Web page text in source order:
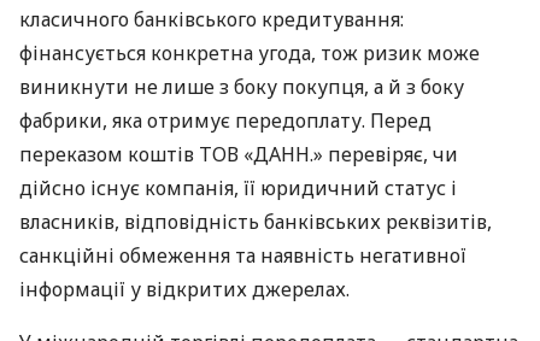
класичного банківського кредитування:
фінансується конкретна угода, тож ризик може
виникнути не лише з боку покупця, а й з боку
фабрики, яка отримує передоплату. Перед
переказом коштів ТОВ «ДАНН.» перевіряє, чи
дійсно існує компанія, її юридичний статус і
власників, відповідність банківських реквізитів,
санкційні обмеження та наявність негативної
інформації у відкритих джерелах.